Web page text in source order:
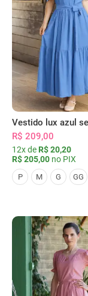
Vestido lux azul
R$ 209,00
12x de R$ 20,20
R$ 205,00 no PIX
P M G GG